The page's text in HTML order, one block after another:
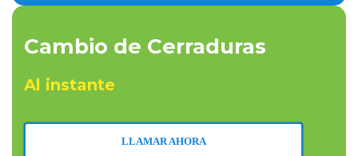
Cambio de Cerraduras
Al instante
LLAMAR AHORA